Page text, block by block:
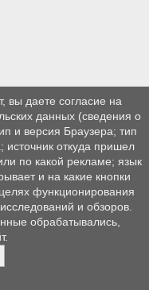
вы даете согласие на
данных (сведения о
и версия Браузера; тип
источник откуда пришел
по какой рекламе; язык
и на какие кнопки
функционирования
и обзоров.
обрабатывались,